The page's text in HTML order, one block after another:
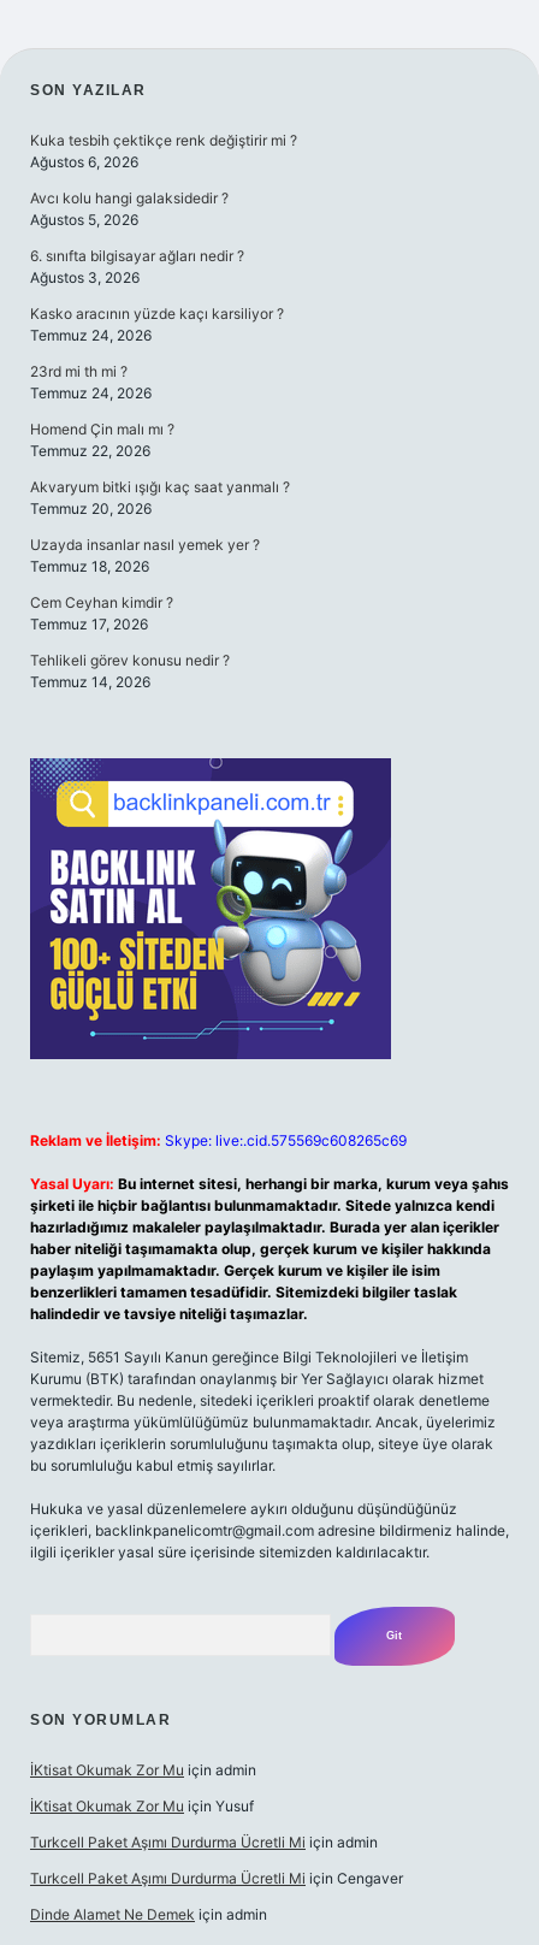
SIDEBAR
SON YAZILAR
Kuka tesbih çektikçe renk değiştirir mi ?
Ağustos 6, 2026
Avcı kolu hangi galaksidedir ?
Ağustos 5, 2026
6. sınıfta bilgisayar ağları nedir ?
Ağustos 3, 2026
Kasko aracının yüzde kaçı karsiliyor ?
Temmuz 24, 2026
23rd mi th mi ?
Temmuz 24, 2026
Homend Çin malı mı ?
Temmuz 22, 2026
Akvaryum bitki ışığı kaç saat yanmalı ?
Temmuz 20, 2026
Uzayda insanlar nasıl yemek yer ?
Temmuz 18, 2026
Cem Ceyhan kimdir ?
Temmuz 17, 2026
Tehlikeli görev konusu nedir ?
Temmuz 14, 2026
Reklam ve İletişim: Skype: live:.cid.575569c608265c69
Yasal Uyarı: Bu internet sitesi, herhangi bir marka, kurum veya şahıs
şirketi ile hiçbir bağlantısı bulunmamaktadır. Sitede yalnızca kendi
hazırladığımız makaleler paylaşılmaktadır. Burada yer alan içerikler
haber niteliği taşımamakta olup, gerçek kurum ve kişiler hakkında
paylaşım yapılmamaktadır. Gerçek kurum ve kişiler ile isim
benzerlikleri tamamen tesadüfidir. Sitemizdeki bilgiler taslak
halindedir ve tavsiye niteliği taşımazlar.
Sitemiz, 5651 Sayılı Kanun gereğince Bilgi Teknolojileri ve İletişim
Kurumu (BTK) tarafından onaylanmış bir Yer Sağlayıcı olarak hizmet
vermektedir. Bu nedenle, sitedeki içerikleri proaktif olarak denetleme
veya araştırma yükümlülüğümüz bulunmamaktadır. Ancak, üyelerimiz
yazdıkları içeriklerin sorumluluğunu taşımakta olup, siteye üye olarak
bu sorumluluğu kabul etmiş sayılırlar.
Hukuka ve yasal düzenlemelere aykırı olduğunu düşündüğünüz
içerikleri, backlinkpanelicomtr@gmail.com adresine bildirmeniz halinde,
ilgili içerikler yasal süre içerisinde sitemizden kaldırılacaktır.
SON YORUMLAR
İKtisat Okumak Zor Mu için admin
İKtisat Okumak Zor Mu için Yusuf
Turkcell Paket Aşımı Durdurma Ücretli Mi için admin
Turkcell Paket Aşımı Durdurma Ücretli Mi için Cengaver
Dinde Alamet Ne Demek için admin